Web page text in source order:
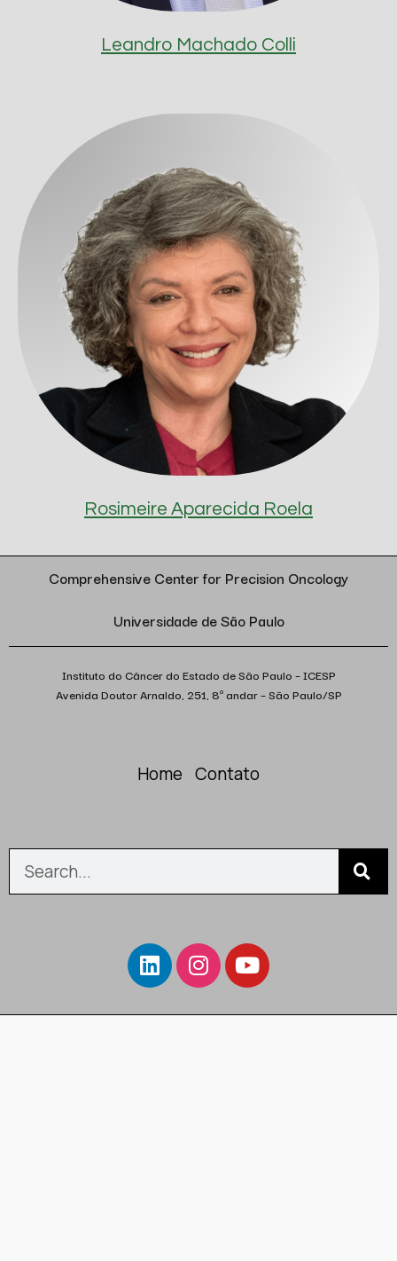
Leandro Machado Colli
Rosimeire Aparecida Roela
Comprehensive Center for Precision Oncology
Universidade de São Paulo
Instituto do Câncer do Estado de São Paulo – ICESP
Avenida Doutor Arnaldo, 251, 8º andar – São Paulo/SP
Home Contato